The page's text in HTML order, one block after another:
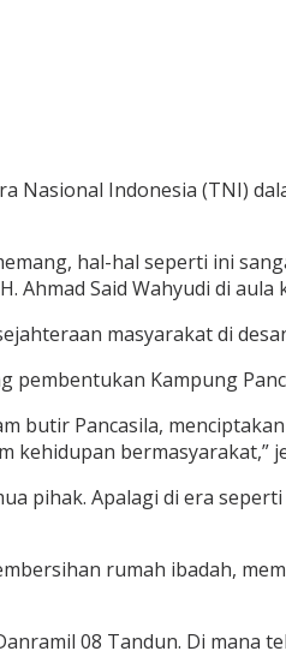
Nasional Indonesia (TNI)
hal-hal seperti ini
Said Wahyudi di
masyarakat di
Kampung
butir Pancasila,
bermasyarakat,”
pihak. Apalagi di era
rumah ibadah,
08 Tandun. Di mana